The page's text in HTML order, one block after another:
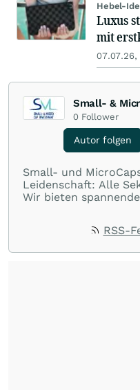
Hebel-
Luxus
mit
07.07.26,
Small- &
0 Follower
Autor folgen
Small- und
Leidenschaft: Alle
Wir bieten
Einblicke in
umfangreiche RSS-